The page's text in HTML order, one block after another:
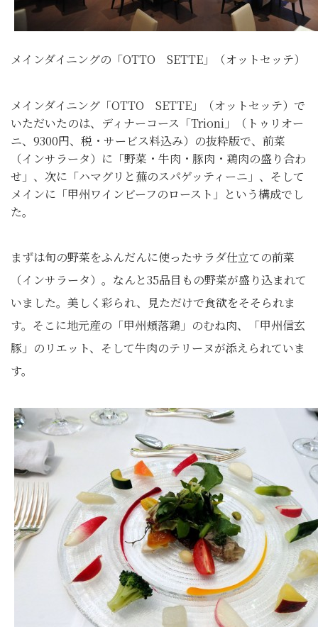
メインダイニングの「OTTO SETTE」（オットセッテ）
メインダイニング「OTTO SETTE」（オットセッテ）で
いただいたのは、ディナーコース「Trioni」（トゥリオー
ニ、9300円、税・サービス料込み）の抜粋版で、前菜
（インサラータ）に「野菜・牛肉・豚肉・鶏肉の盛り合わ
せ」、次に「ハマグリと蕪のスパゲッティーニ」、そして
メインに「甲州ワインビーフのロースト」という構成でし
た。
まずは旬の野菜をふんだんに使ったサラダ仕立ての前菜
（インサラータ）。なんと35品目もの野菜が盛り込まれて
いました。美しく彩られ、見ただけで食欲をそそられま
す。そこに地元産の「甲州頬落鶏」のむね肉、「甲州信玄
豚」のリエット、そして牛肉のテリーヌが添えられていま
す。